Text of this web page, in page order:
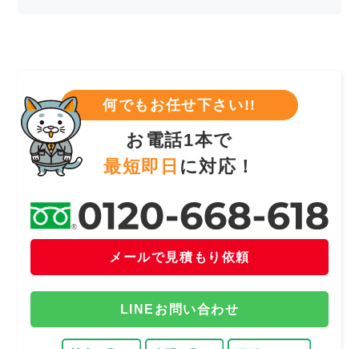
何でもお任せ下さい!!
お電話1本で
最短即日 に対応！
メールで見積もり依頼
LINEお問い合わせ